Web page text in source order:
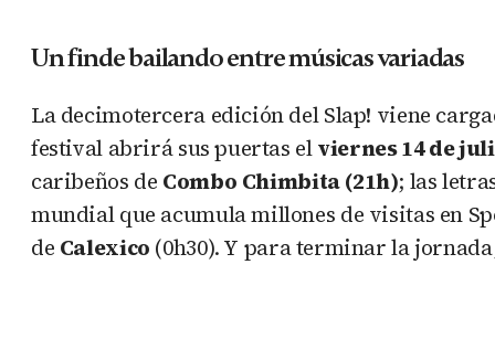
Un finde bailando entre músicas variadas
La decimotercera edición del Slap! viene
festival abrirá sus puertas elviernes 14 de
caribeños de Combo Chimbita (21h); las
mundial que acumula millones de visitas en
de Calexico (0h30). Y para terminar la